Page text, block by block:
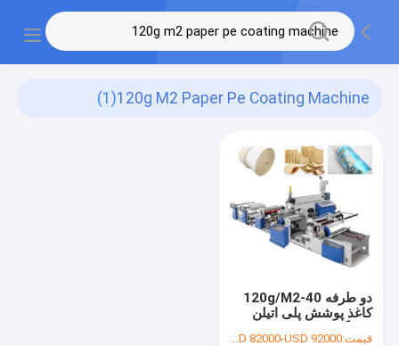
120g M2 Paper Pe Coating Machine
(1)
دو طرفه 40-120g/M2
کاغذ پوشش پلی اتیلن
قیمت:USD 82000-USD 92000